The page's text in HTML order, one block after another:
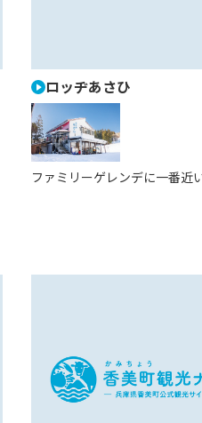
ロッヂあさひ
ファミリーゲレンデに一番近